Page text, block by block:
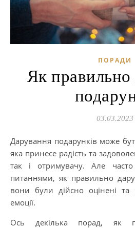
ПОРАДИ
Як правильно
03.03.2023
Дарування подарунків може бути чудовою традицією,
яка принесе радість та
так і отримувачу. Але
питаннями, як правильно
вони були дійсно оцінені та
емоції.
Ось декілька порад, як